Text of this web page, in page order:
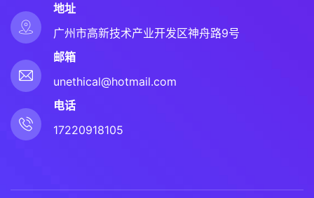
地址
广州市高新技术产业开发区神舟路9号
邮箱
unethical@hotmail.com
电话
17220918105